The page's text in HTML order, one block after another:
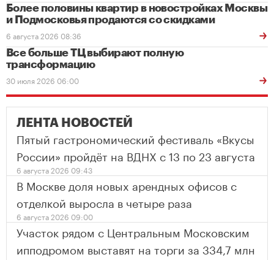
Более половины квартир в новостройках Москвы
и Подмосковья продаются со скидками
6 августа 2026 08:36
Все больше ТЦ выбирают полную
трансформацию
30 июля 2026 06:00
ЛЕНТА НОВОСТЕЙ
Пятый гастрономический фестиваль «Вкусы
России» пройдёт на ВДНХ с 13 по 23 августа
6 августа 2026 09:43
В Москве доля новых арендных офисов с
отделкой выросла в четыре раза
6 августа 2026 09:00
Участок рядом с Центральным Московским
ипподромом выставят на торги за 334,7 млн